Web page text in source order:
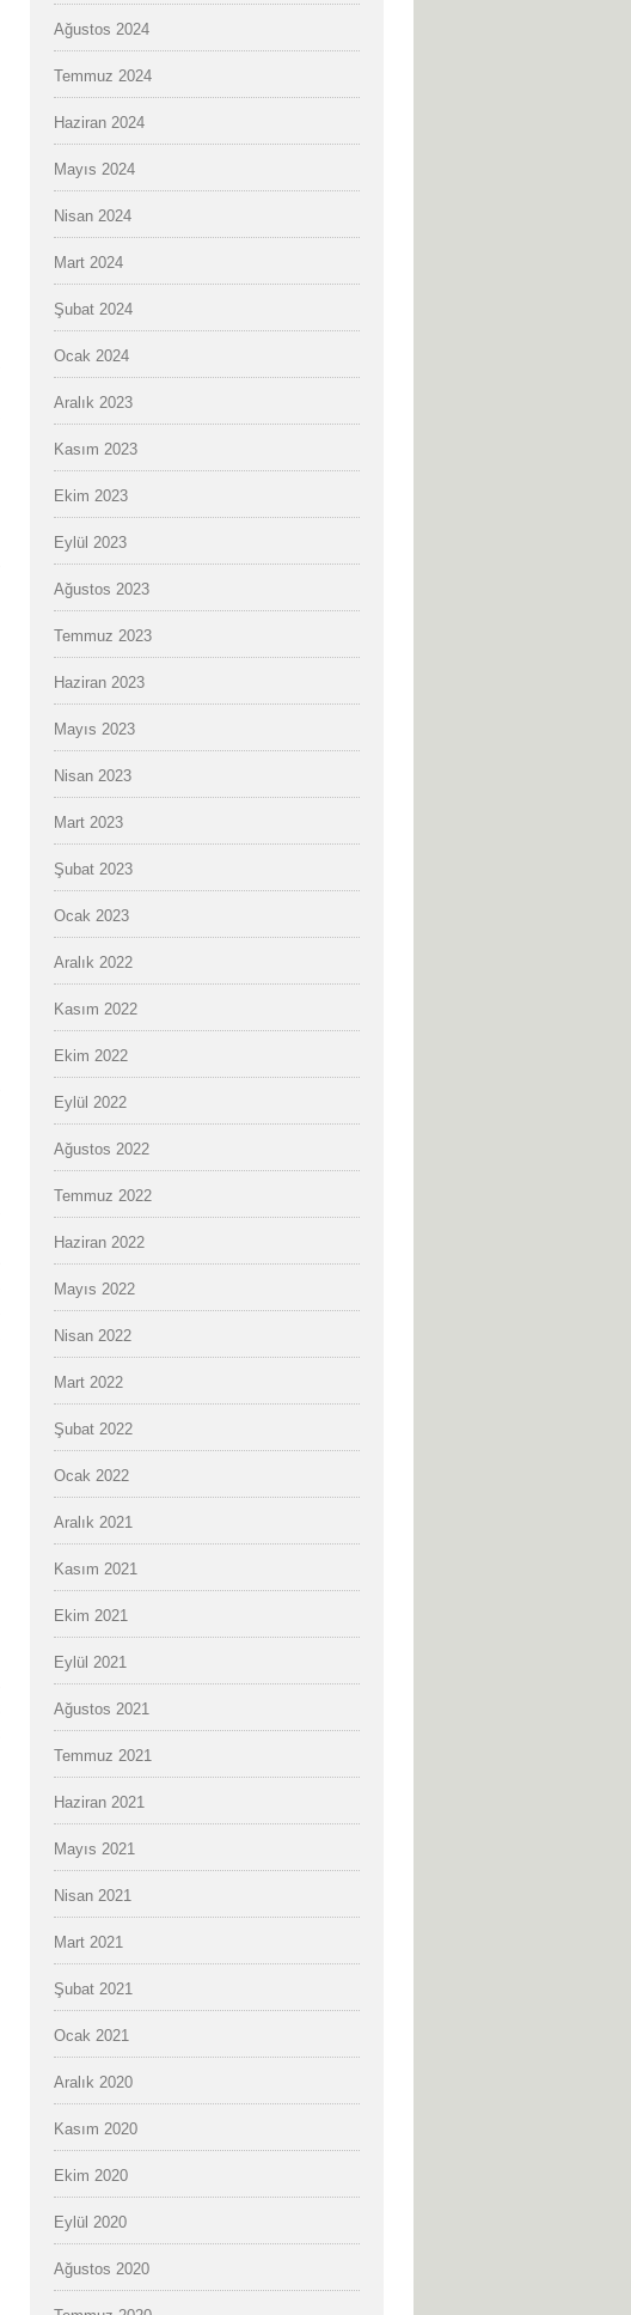
Ağustos 2024
Temmuz 2024
Haziran 2024
Mayıs 2024
Nisan 2024
Mart 2024
Şubat 2024
Ocak 2024
Aralık 2023
Kasım 2023
Ekim 2023
Eylül 2023
Ağustos 2023
Temmuz 2023
Haziran 2023
Mayıs 2023
Nisan 2023
Mart 2023
Şubat 2023
Ocak 2023
Aralık 2022
Kasım 2022
Ekim 2022
Eylül 2022
Ağustos 2022
Temmuz 2022
Haziran 2022
Mayıs 2022
Nisan 2022
Mart 2022
Şubat 2022
Ocak 2022
Aralık 2021
Kasım 2021
Ekim 2021
Eylül 2021
Ağustos 2021
Temmuz 2021
Haziran 2021
Mayıs 2021
Nisan 2021
Mart 2021
Şubat 2021
Ocak 2021
Aralık 2020
Kasım 2020
Ekim 2020
Eylül 2020
Ağustos 2020